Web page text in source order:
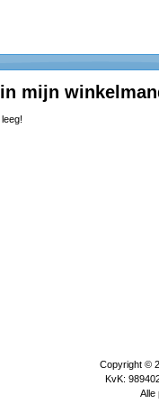
mijn
Copyright ©
KvK:
Alle